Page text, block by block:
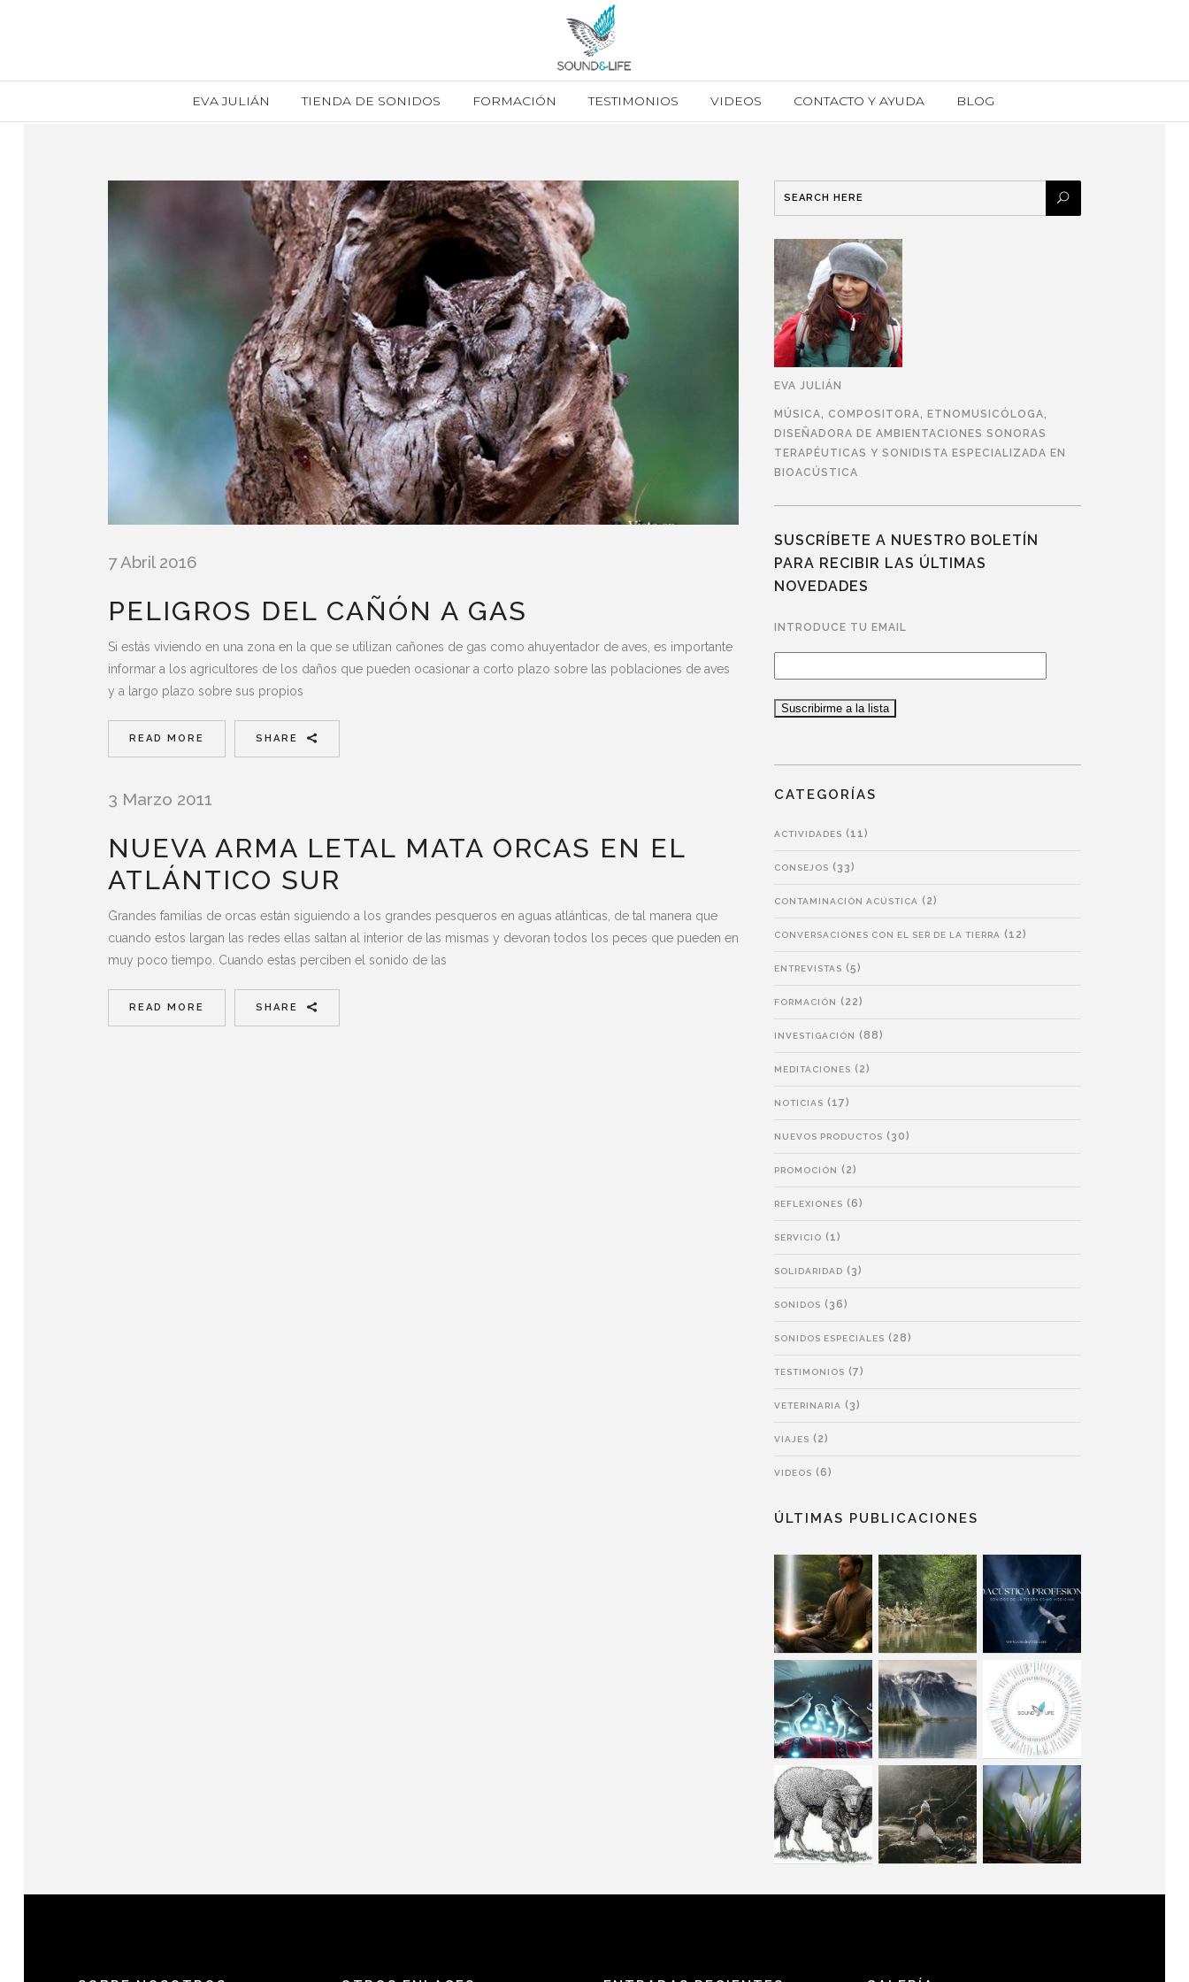
EVA JULIÁN TIENDA DE SONIDOS FORMACIÓN TESTIMONIOS VIDEOS CONTACTO Y AYUDA BLOG
7 Abril 2016
PELIGROS DEL CAÑÓN A GAS
Si estás viviendo en una zona en la que se utilizan cañones de gas como ahuyentador de aves, es importante
informar a los agricultores de los daños que pueden ocasionar a corto plazo sobre las poblaciones de aves
y a largo plazo sobre sus propios
READ MORE SHARE
3 Marzo 2011
NUEVA ARMA LETAL MATA ORCAS EN EL
ATLÁNTICO SUR
Grandes familias de orcas están siguiendo a los grandes pesqueros en aguas atlánticas, de tal manera que
cuando estos largan las redes ellas saltan al interior de las mismas y devoran todos los peces que pueden en
muy poco tiempo. Cuando estas perciben el sonido de las
READ MORE SHARE
EVA JULIÁN
MÚSICA, COMPOSITORA, ETNOMUSICÓLOGA,
DISEÑADORA DE AMBIENTACIONES SONORAS
TERAPÉUTICAS Y SONIDISTA ESPECIALIZADA EN
BIOACÚSTICA
SUSCRÍBETE A NUESTRO BOLETÍN
PARA RECIBIR LAS ÚLTIMAS
NOVEDADES
INTRODUCE TU EMAIL
CATEGORÍAS
ACTIVIDADES (11)
CONSEJOS (33)
CONTAMINACIÓN ACÚSTICA (2)
CONVERSACIONES CON EL SER DE LA TIERRA (12)
ENTREVISTAS (5)
FORMACIÓN (22)
INVESTIGACIÓN (88)
MEDITACIONES (2)
NOTICIAS (17)
NUEVOS PRODUCTOS (30)
PROMOCIÓN (2)
REFLEXIONES (6)
SERVICIO (1)
SOLIDARIDAD (3)
SONIDOS (36)
SONIDOS ESPECIALES (28)
TESTIMONIOS (7)
VETERINARIA (3)
VIAJES (2)
VIDEOS (6)
ÚLTIMAS PUBLICACIONES